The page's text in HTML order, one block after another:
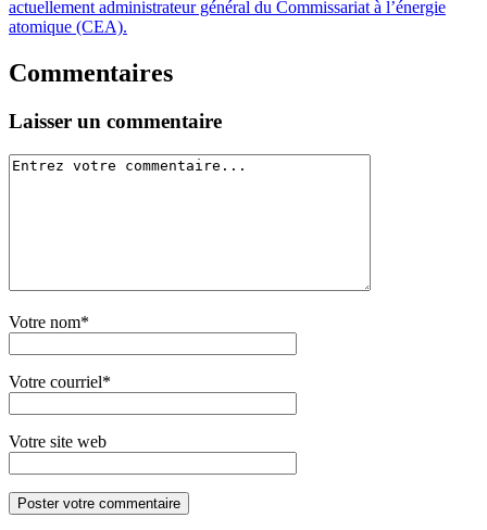
actuellement administrateur général du Commissariat à l’énergie
atomique (CEA).
Commentaires
Laisser un commentaire
Votre nom*
Votre courriel*
Votre site web